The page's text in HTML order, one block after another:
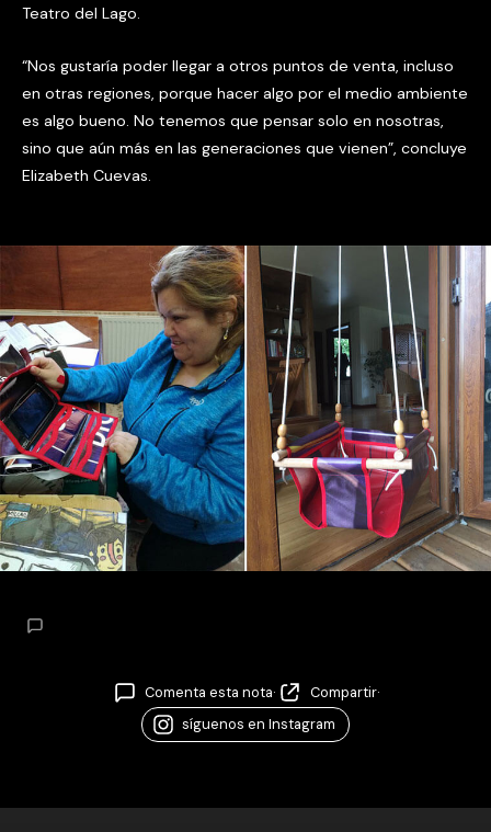
Teatro del Lago.
“Nos gustaría poder llegar a otros puntos de venta, incluso
en otras regiones, porque hacer algo por el medio ambiente
es algo bueno. No tenemos que pensar solo en nosotras,
sino que aún más en las generaciones que vienen”, concluye
Elizabeth Cuevas.
Comenta esta nota· Compartir·
síguenos en Instagram